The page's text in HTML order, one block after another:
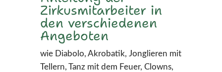
Zirkusmitarbeiter in
den verschiedenen
Angeboten
wie Diabolo, Akrobatik, Jonglieren mit
Tellern, Tanz mit dem Feuer, Clowns,